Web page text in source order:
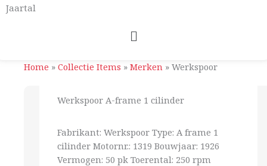
Jaartal
Menu
Home » Collectie Items » Merken » Werkspoor
Werkspoor A-frame 1 cilinder
Fabrikant: Werkspoor Type: A frame 1
cilinder Motornr.: 1319 Bouwjaar: 1926
Vermogen: 50 pk Toerental: 250 rpm